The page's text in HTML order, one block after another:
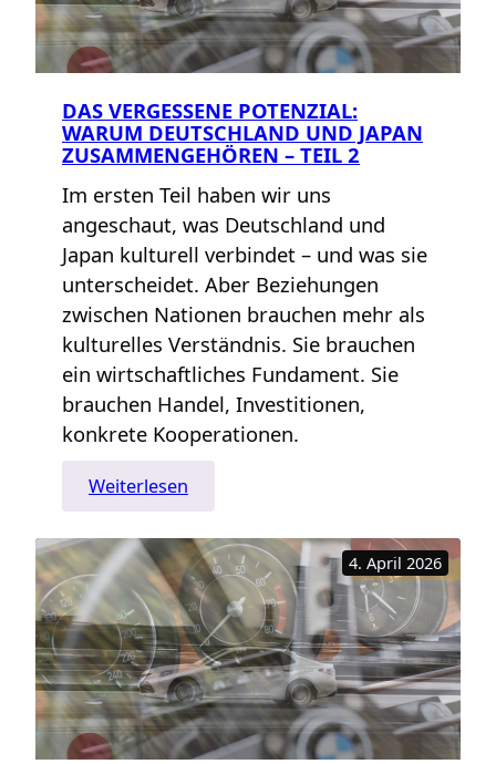
DAS VERGESSENE POTENZIAL:
WARUM DEUTSCHLAND UND JAPAN
ZUSAMMENGEHÖREN – TEIL 2
Im ersten Teil haben wir uns
angeschaut, was Deutschland und
Japan kulturell verbindet – und was sie
unterscheidet. Aber Beziehungen
zwischen Nationen brauchen mehr als
kulturelles Verständnis. Sie brauchen
ein wirtschaftliches Fundament. Sie
brauchen Handel, Investitionen,
konkrete Kooperationen.
Weiterlesen
Das
vergessene
Potenzial:
Warum
Deutschland
und
Japan
zusammengehören
–
Teil
4. April 2026